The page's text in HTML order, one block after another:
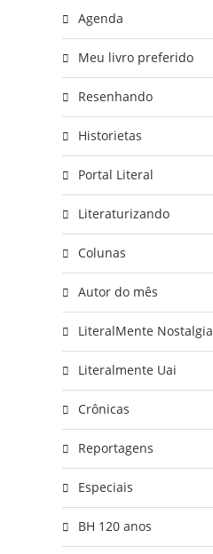
Agenda
Meu livro preferido
Resenhando
Historietas
Portal Literal
Literaturizando
Colunas
Autor do mês
LiteralMente Nostalgia
Literalmente Uai
Crônicas
Reportagens
Especiais
BH 120 anos